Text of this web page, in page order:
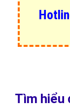
Tìm hiểu